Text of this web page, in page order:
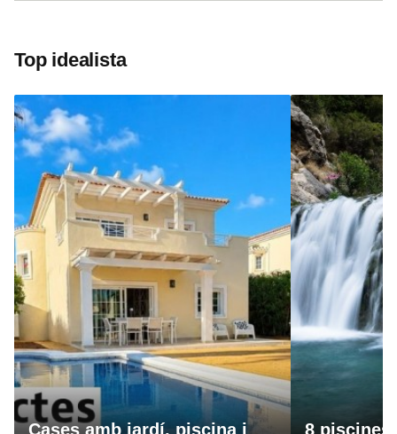
Top idealista
Cases amb jardí, piscina i
8 piscines